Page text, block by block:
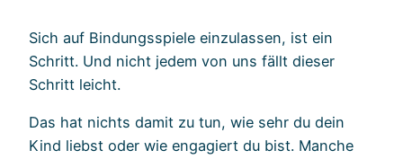
Sich auf Bindungsspiele einzulassen, ist ein
Schritt. Und nicht jedem von uns fällt dieser
Schritt leicht.
Das hat nichts damit zu tun, wie sehr du dein
Kind liebst oder wie engagiert du bist. Manche